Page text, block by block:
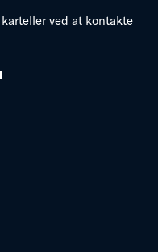
ved at kontakte